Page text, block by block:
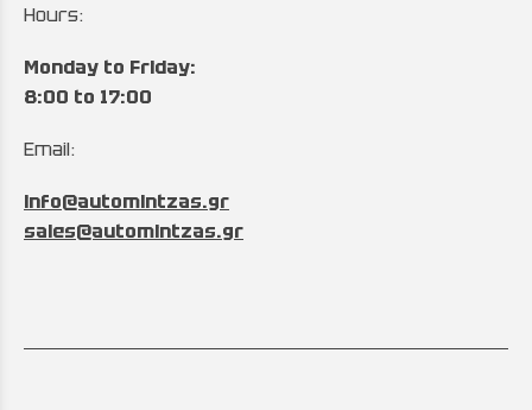
Hours:
Monday to Friday:
8:00 to 17:00
Email:
info@automintzas.gr
sales@automintzas.gr